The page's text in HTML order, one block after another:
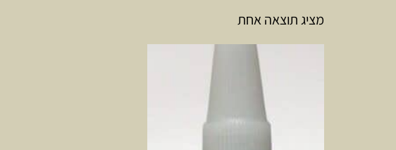
מציג תוצאה אחת